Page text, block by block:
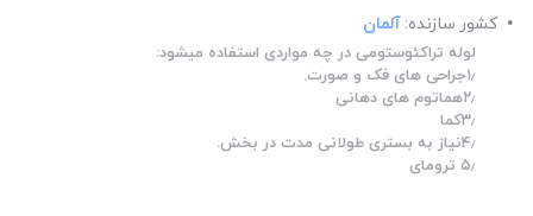
کشور سازنده: آلمان
لوله تراکئوستومی در چه مواردی استفاده میشود:
۱٫جراحی های فک و صورت.
۲٫هماتوم های دهانی
۳٫کما
۴٫نیاز به بستری طولانی مدت در بخش.
۵٫ ترومای